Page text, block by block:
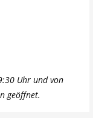
Uhr und von
geöffnet.